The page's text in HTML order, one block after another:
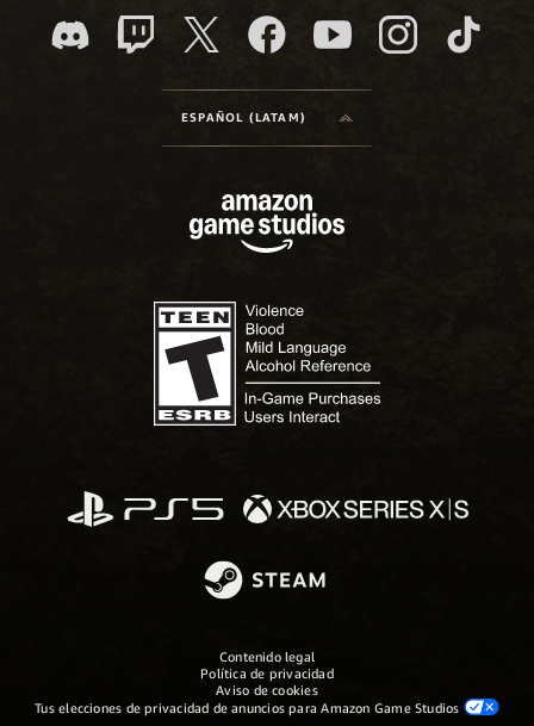
ESPAÑOL (LATAM)
Contenido legal
Política de privacidad
Aviso de cookies
Tus elecciones de privacidad de anuncios para Amazon Game Studios